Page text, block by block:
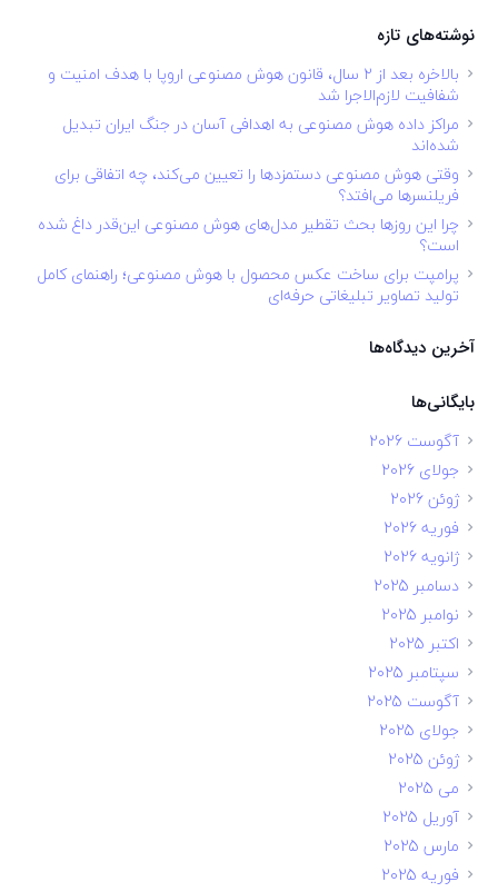
نوشته‌های تازه
بالاخره بعد از ۲ سال، قانون هوش مصنوعی اروپا با هدف امنیت و
شفافیت لازم‌الاجرا شد
مراکز داده هوش مصنوعی به اهدافی آسان در جنگ ایران تبدیل
شده‌اند
وقتی هوش مصنوعی دستمزدها را تعیین می‌کند، چه اتفاقی برای
فریلنسرها می‌افتد؟
چرا این روزها بحث تقطیر مدل‌های هوش مصنوعی این‌قدر داغ شده
است؟
پرامپت برای ساخت عکس محصول با هوش مصنوعی؛ راهنمای کامل
تولید تصاویر تبلیغاتی حرفه‌ای
آخرین دیدگاه‌ها
بایگانی‌ها
آگوست 2026
جولای 2026
ژوئن 2026
فوریه 2026
ژانویه 2026
دسامبر 2025
نوامبر 2025
اکتبر 2025
سپتامبر 2025
آگوست 2025
جولای 2025
ژوئن 2025
می 2025
آوریل 2025
مارس 2025
فوریه 2025